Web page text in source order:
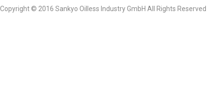
Copyright © 2016 Sankyo Oilless Industry GmbH All Rights Reserved